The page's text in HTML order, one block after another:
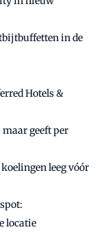
in de
Hotels &
geeft per
leeg vóór
locatie